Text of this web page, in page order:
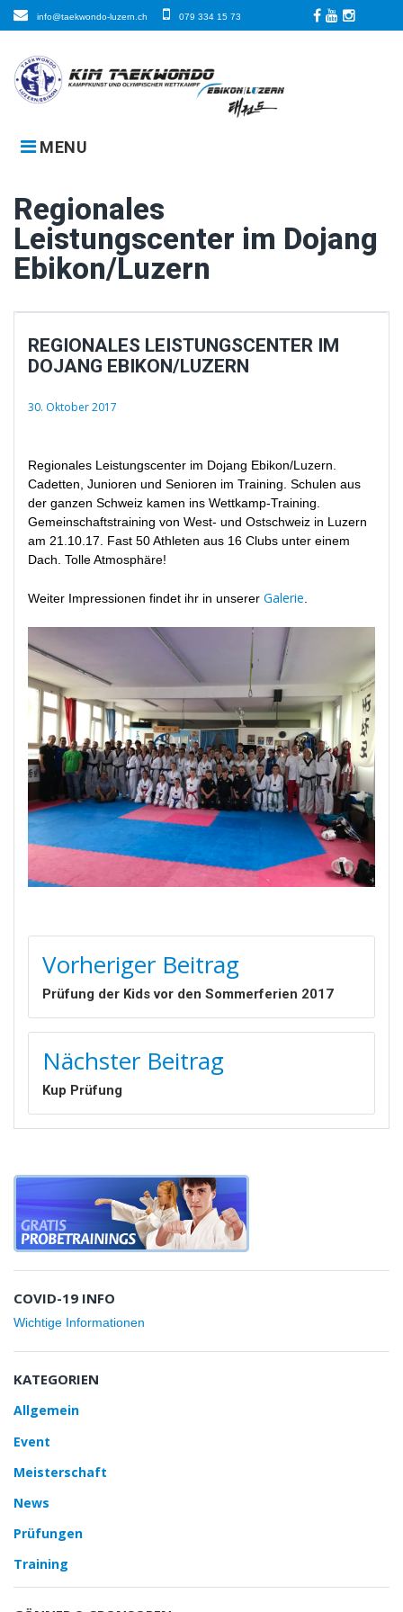
Skip
info@taekwondo-luzern.ch 079 334 15 73
MENU
Regionales
Leistungscenter im Dojang
Ebikon/Luzern
REGIONALES LEISTUNGSCENTER IM
DOJANG EBIKON/LUZERN
30. Oktober 2017
Regionales Leistungscenter im Dojang Ebikon/Luzern.
Cadetten, Junioren und Senioren im Training. Schulen aus
der ganzen Schweiz kamen ins Wettkamp-Training.
Gemeinschaftstraining von West- und Ostschweiz in Luzern
am 21.10.17. Fast 50 Athleten aus 16 Clubs unter einem
Dach. Tolle Atmosphäre!
Weiter Impressionen findet ihr in unserer Galerie
Vorheriger Beitrag
Prüfung der Kids vor den Sommerferien 2017
Nächster Beitrag
Kup Prüfung
COVID-19 INFO
Wichtige Informationen
KATEGORIEN
Allgemein
Event
Meisterschaft
News
Prüfungen
Training